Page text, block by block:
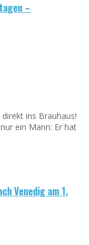
–
ins Brauhaus!
ein Mann: Er hat
Venedig am 1.